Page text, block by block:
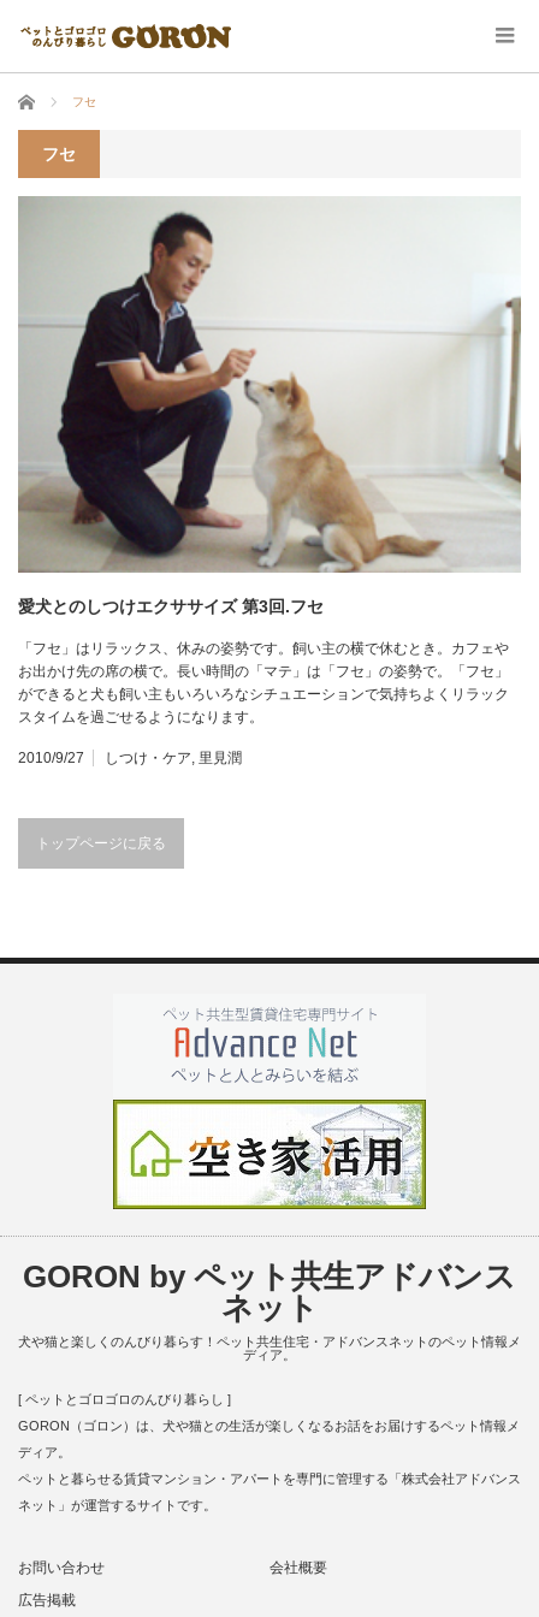
ホーム フセ
フセ
愛犬とのしつけエクササイズ 第3回.フセ
「フセ」はリラックス、休みの姿勢です。飼い主の横で休むとき。カフェや
お出かけ先の席の横で。長い時間の「マテ」は「フセ」の姿勢で。「フセ」
ができると犬も飼い主もいろいろなシチュエーションで気持ちよくリラック
スタイムを過ごせるようになります。
2010/9/27 しつけ・ケア, 里見潤
トップページに戻る
GORON by ペット共生アドバンス
ネット
犬や猫と楽しくのんびり暮らす！ペット共生住宅・アドバンスネットのペット情報メ
ディア。
[ ペットとゴロゴロのんびり暮らし ]
GORON（ゴロン）は、犬や猫との生活が楽しくなるお話をお届けするペット情報メ
ディア。
ペットと暮らせる賃貸マンション・アパートを専門に管理する「株式会社アドバンス
ネット」が運営するサイトです。
お問い合わせ
会社概要
広告掲載